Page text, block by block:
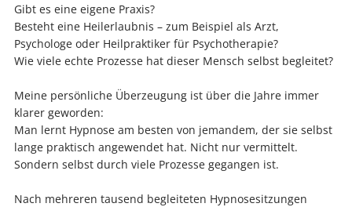
Gibt es eine eigene Praxis?
Besteht eine Heilerlaubnis – zum Beispiel als Arzt,
Psychologe oder Heilpraktiker für Psychotherapie?
Wie viele echte Prozesse hat dieser Mensch selbst begleitet?
Meine persönliche Überzeugung ist über die Jahre immer
klarer geworden:
Man lernt Hypnose am besten von jemandem, der sie selbst
lange praktisch angewendet hat. Nicht nur vermittelt.
Sondern selbst durch viele Prozesse gegangen ist.
Nach mehreren tausend begleiteten Hypnosesitzungen